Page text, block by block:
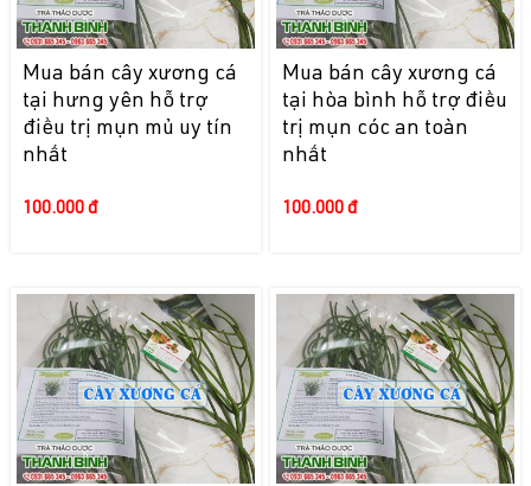
Mua bán cây xương cá
tại hưng yên hỗ trợ
điều trị mụn mủ uy tín
nhất
100.000 đ
Mua bán cây xương cá
tại hòa bình hỗ trợ điều
trị mụn cóc an toàn
nhất
100.000 đ